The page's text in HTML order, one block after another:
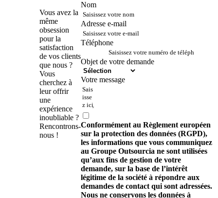
Vous avez la
même
obsession
pour la
satisfaction
de vos clients
que nous ?
Vous
cherchez à
leur offrir
une
expérience
inoubliable ?
Rencontrons-
nous !
Nom
Adresse e-mail
Téléphone
Objet de votre demande
Votre message
Conformément au Règlement européen
sur la protection des données (RGPD),
les informations que vous communiquez
au Groupe Outsourcia ne sont utilisées
qu’aux fins de gestion de votre
demande, sur la base de l’intérêt
légitime de la société à répondre aux
demandes de contact qui sont adressées.
Nous ne conservons les données à